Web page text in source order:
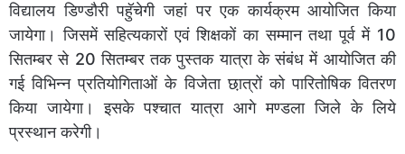
विद्यालय डिण्डौरी पहुॅचेगी जहां पर एक कार्यक्रम आयोजित किया
जायेगा। जिसमें सहित्यकारों एवं शिक्षकों का सम्मान तथा पूर्व में 10
सितम्बर से 20 सितम्बर तक पुस्तक यात्रा के संबंध में आयोजित की
गई विभिन्न प्रतियोगिताओं के विजेता छा़त्रों को पारितोषिक वितरण
किया जायेगा। इसके पश्चात यात्रा आगे मण्डला जिले के लिये
प्रस्थान करेगी।